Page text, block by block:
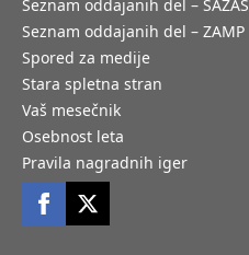
Seznam oddajanih del – SAZAS
Seznam oddajanih del – ZAMP
Spored za medije
Stara spletna stran
Vaš mesečnik
Osebnost leta
Pravila nagradnih iger